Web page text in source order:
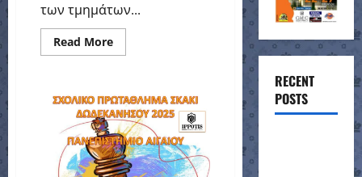
των τμημάτων...
Read MoreRead
more
Γρήγορου
Σκακιού
Τμημάτων
Υποδομής
RECENT
POSTS